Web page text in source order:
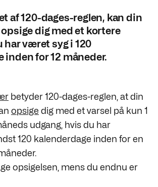
af 120-dages-reglen, kan din
dig med et kortere
har været syg i 120
inden for 12 måneder.
betyder 120-dages-reglen, at din
opsige dig med et varsel på kun 1
udgang, hvis du har
120 kalenderdage inden for en
opsigelsen, mens du endnu er